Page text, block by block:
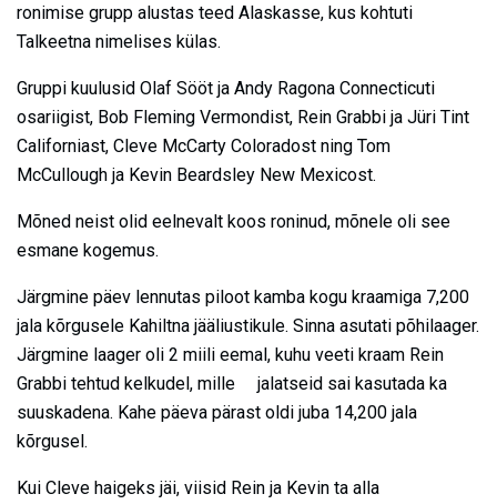
ronimise grupp alustas teed Alaskasse, kus kohtuti
Talkeetna nimelises külas.
Gruppi kuulusid Olaf Sööt ja Andy Ragona Connecticuti
osariigist, Bob Fleming Vermondist, Rein Grabbi ja Jüri Tint
Californiast, Cleve McCarty Coloradost ning Tom
McCullough ja Kevin Beardsley New Mexicost.
Mõned neist olid eelnevalt koos roninud, mõnele oli see
esmane kogemus.
Järgmine päev lennutas piloot kamba kogu kraamiga 7,200
jala kõrgusele Kahiltna jääliustikule. Sinna asutati põhilaager.
Järgmine laager oli 2 miili eemal, kuhu veeti kraam Rein
Grabbi tehtud kelkudel, mille jalatseid sai kasutada ka
suuskadena. Kahe päeva pärast oldi juba 14,200 jala
kõrgusel.
Kui Cleve haigeks jäi, viisid Rein ja Kevin ta alla